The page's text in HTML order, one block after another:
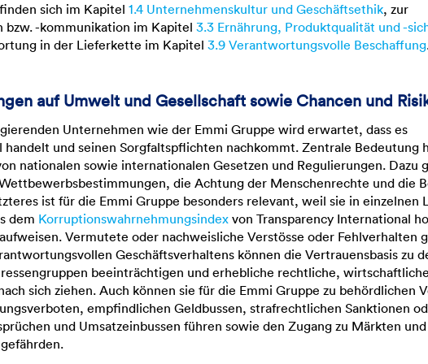
sich im Kapitel 1.4 Unternehmenskultur und Geschäftsethik, zur
-kommunikation im Kapitel 3.3 Ernährung, Produktqualität und -
in der Lieferkette im Kapitel 3.9 Verantwortungsvolle Beschaffung
auf Umwelt und Gesellschaft sowie Chancen und
Unternehmen wie der Emmi Gruppe wird erwartet, dass es
und seinen Sorgfaltspflichten nachkommt. Zentrale Bedeutung
nationalen sowie internationalen Gesetzen und Regulierungen. Dazu
die Achtung der Menschenrechte und die
ist für die Emmi Gruppe besonders relevant, weil sie in einzelnen
dem Korruptionswahrnehmungsindex von Transparency International
Vermutete oder nachweisliche Verstösse oder Fehlverhalten
Geschäftsverhaltens können die Vertrauensbasis zu
beeinträchtigen und erhebliche rechtliche,
sich ziehen. Auch können sie für die Emmi Gruppe zu behördlichen
empfindlichen Geldbussen, strafrechtlichen Sanktionen
und Umsatzeinbussen führen sowie den Zugang zu Märkten und